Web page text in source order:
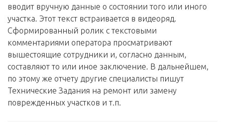
вводит вручную данные о состоянии того или иного
участка. Этот текст встраивается в видеоряд.
Сформированный ролик с текстовыми
комментариями оператора просматривают
вышестоящие сотрудники и, согласно данным,
составляют то или иное заключение. В дальнейшем,
по этому же отчету другие специалисты пишут
Технические Задания на ремонт или замену
поврежденных участков и т.п.